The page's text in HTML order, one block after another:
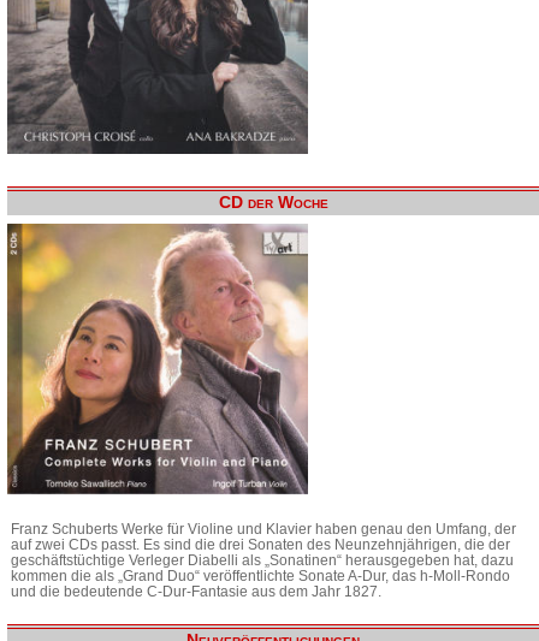
CD der Woche
Franz Schuberts Werke für Violine und Klavier haben genau den Umfang, der
auf zwei CDs passt. Es sind die drei Sonaten des Neunzehnjährigen, die der
geschäftstüchtige Verleger Diabelli als „Sonatinen“ herausgegeben hat, dazu
kommen die als „Grand Duo“ veröffentlichte Sonate A-Dur, das h-Moll-Rondo
und die bedeutende C-Dur-Fantasie aus dem Jahr 1827.